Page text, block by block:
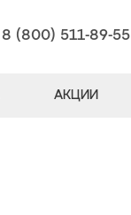
8 (800) 511-89-55
АКЦИИ